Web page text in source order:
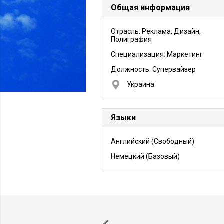
Общая информация
Отрасль: Реклама, Дизайн,
Полиграфия
Специализация: Маркетинг
Должность: Супервайзер
Украина
Языки
Английский (Свободный)
Немецкий (Базовый)